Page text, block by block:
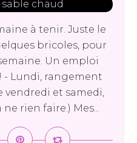
à tenir. Juste le
bricoles, pour
Un emploi
- Lundi, rangement
vendredi et samedi,
rien faire.) Mes...